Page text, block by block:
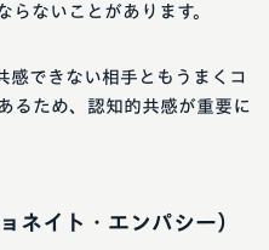
らないことがあります。
感できない相手ともうまくコ
るため、認知的共感が重要に
ネイト・エンパシー）